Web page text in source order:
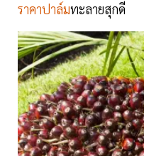
ราคาปาล์มทะลายสุกดี